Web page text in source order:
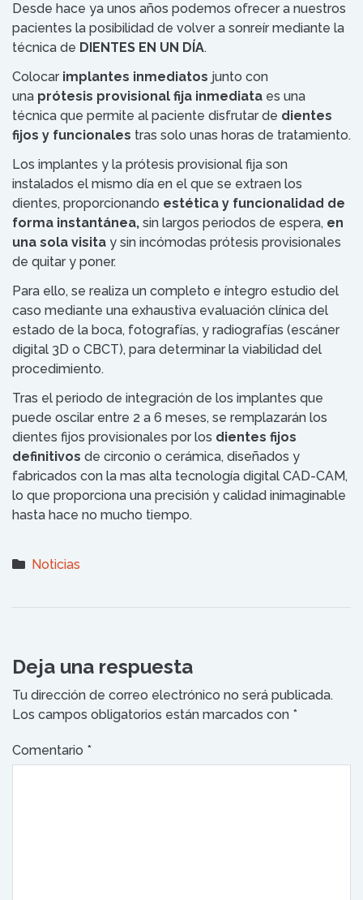
Desde hace ya unos años podemos ofrecer a nuestros
pacientes la posibilidad de volver a sonreír mediante la
técnica de DIENTES EN UN DÍA.
Colocar implantes inmediatos junto con
una prótesis provisional fija inmediata es una
técnica que permite al paciente disfrutar de dientes
fijos y funcionales tras solo unas horas de tratamiento.
Los implantes y la prótesis provisional fija son
instalados el mismo día en el que se extraen los
dientes, proporcionando estética y funcionalidad de
forma instantánea, sin largos periodos de espera, en
una sola visita y sin incómodas prótesis provisionales
de quitar y poner.
Para ello, se realiza un completo e íntegro estudio del
caso mediante una exhaustiva evaluación clínica del
estado de la boca, fotografías, y radiografías (escáner
digital 3D o CBCT), para determinar la viabilidad del
procedimiento.
Tras el periodo de integración de los implantes que
puede oscilar entre 2 a 6 meses, se remplazarán los
dientes fijos provisionales por los dientes fijos
definitivos de circonio o cerámica, diseñados y
fabricados con la mas alta tecnología digital CAD-CAM,
lo que proporciona una precisión y calidad inimaginable
hasta hace no mucho tiempo.
Noticias
Deja una respuesta
Tu dirección de correo electrónico no será publicada.
Los campos obligatorios están marcados con *
Comentario *